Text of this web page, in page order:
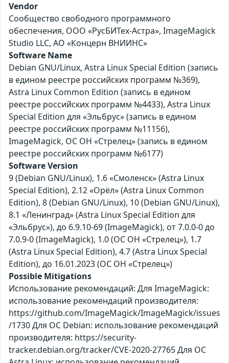
Vendor
Сообщество свободного программного
обеспечения, ООО «РусБИТех-Астра», ImageMagick
Studio LLC, АО «Концерн ВНИИНС»
Software Name
Debian GNU/Linux, Astra Linux Special Edition (запись
в едином реестре российских программ №369),
Astra Linux Common Edition (запись в едином
реестре российских программ №4433), Astra Linux
Special Edition для «Эльбрус» (запись в едином
реестре российских программ №11156),
ImageMagick, ОС ОН «Стрелец» (запись в едином
реестре российских программ №6177)
Software Version
9 (Debian GNU/Linux), 1.6 «Смоленск» (Astra Linux
Special Edition), 2.12 «Орёл» (Astra Linux Common
Edition), 8 (Debian GNU/Linux), 10 (Debian GNU/Linux),
8.1 «Ленинград» (Astra Linux Special Edition для
«Эльбрус»), до 6.9.10-69 (ImageMagick), от 7.0.0-0 до
7.0.9-0 (ImageMagick), 1.0 (ОС ОН «Стрелец»), 1.7
(Astra Linux Special Edition), 4.7 (Astra Linux Special
Edition), до 16.01.2023 (ОС ОН «Стрелец»)
Possible Mitigations
Использование рекомендаций: Для ImageMagick:
использование рекомендаций производителя:
https://github.com/ImageMagick/ImageMagick/issues
/1730 Для ОС Debian: использование рекомендаций
производителя: https://security-
tracker.debian.org/tracker/CVE-2020-27765 Для ОС